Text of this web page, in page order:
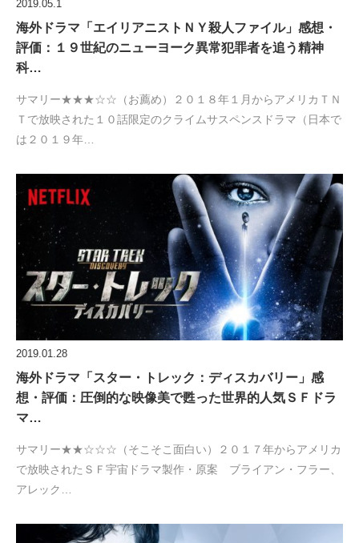
2019.05.1
海外ドラマ「エイリアニストＮＹ殺人ファイル」感想・
評価：１９世紀のニューヨーク異常犯罪者を追う精神
科…
サマリー★★★☆☆（お薦め）２０１８年１月からアメリカＴＮ
Ｔで放映された１０話限定のクライムサスペンスドラマ（日本で
は２０１９年…
2019.01.28
海外ドラマ「スター・トレック：ディスカバリー」感
想・評価：圧倒的な映像美で甦った世界的人気ＳＦドラ
マ…
サマリー★★☆☆☆（そこそこ面白い）２０１７年からアメリカ
で放映されたＳＦ宇宙ドラマ製作・原案 ブライアン・フラー、
アレック…